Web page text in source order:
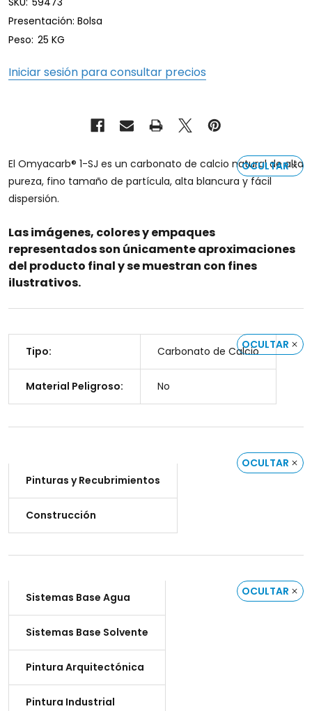
Presentación: Bolsa
Peso: 25 KG
Iniciar sesión para consultar precios
OCULTAR
El Omyacarb® 1-SJ es un carbonato de calcio natural de alta
pureza, fino tamaño de partícula, alta blancura y fácil
dispersión.
Las imágenes, colores y empaques
representados son únicamente aproximaciones
del producto final y se muestran con fines
ilustrativos.
OCULTAR
Tipo: Carbonato de Calcio
Material Peligroso: No
OCULTAR
Pinturas y Recubrimientos
Construcción
OCULTAR
Sistemas Base Agua
Sistemas Base Solvente
Pintura Arquitectónica
Pintura Industrial